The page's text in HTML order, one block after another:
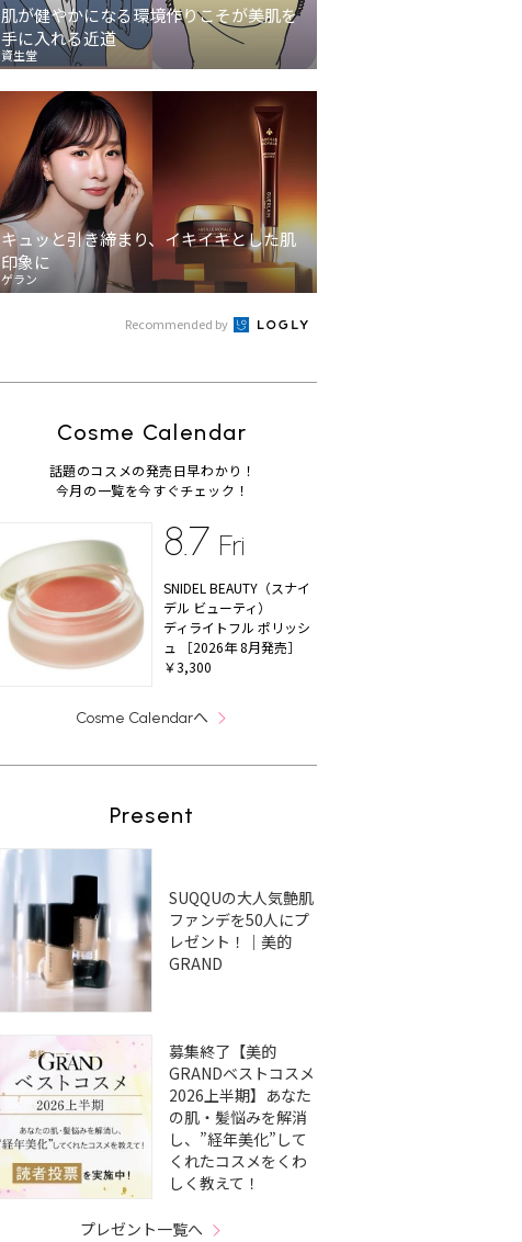
肌が健やかになる環境作りこそが美肌を
手に入れる近道
資生堂
キュッと引き締まり、イキイキとした肌
印象に
ゲラン
Recommended by
Cosme Calendar
話題のコスメの発売日早わかり！
今月の一覧を今すぐチェック！
8.7 Fri
SNIDEL BEAUTY（スナイ
デル ビューティ）
ディライトフル ポリッシ
ュ ［2026年 8月発売］
￥3,300
Cosme Calendarへ
Present
SUQQUの大人気艶肌
ファンデを50人にプ
レゼント！｜美的
GRAND
募集終了【美的
GRANDベストコスメ
2026上半期】あなた
の肌・髪悩みを解消
し、”経年美化”して
くれたコスメをくわ
しく教えて！
プレゼント一覧へ